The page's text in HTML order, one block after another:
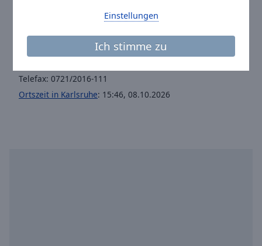
Ich stimme zu
Einstellungen
redaktion@die-neue-welle.de
@die.neue.welle
Telefax: 0721/2016-111
Ortszeit in Karlsruhe: 15:46, 08.10.2026